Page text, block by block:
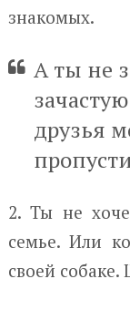
знакомых.
А ты не
друзья
2. Ты не
семье. Или
своей собаке.